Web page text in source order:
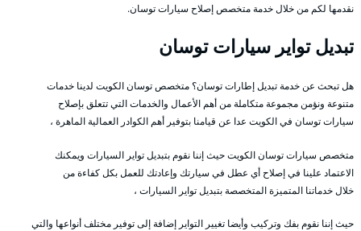
نقدمها لكم من خلال خدمة متخصص إصلاح سيارات توسان.
تبديل تواير سيارات توسان
هل تبحث عن خدمة تبديل إطارات توسان؟ متخصص توسان الكويت لدينا خدمات
متنوعة ونؤمن مجموعة متكاملة من أهم الأعمال والخدمات التي تتعلق بإصلاح
سيارات توسان في الكويت عدا عن قيامنا بتوفير أهم الكوادر العمالية الماهرة ،
متخصص سيارات توسان الكويت حيث إننا نقوم بتبديل تواير السيارات ويمكنك
الاعتماد علينا في إصلاح أي عطل في سيارتك وإعادتك للعمل بكل كفاءة من
خلال خدماتنا المتميزة المتخصصة بتبديل تواير السيارات ،
حيث إننا نقوم بفك وتركيب وأيضا تغيير التواير إضافة إلى توفير مختلف أنواعها والتي